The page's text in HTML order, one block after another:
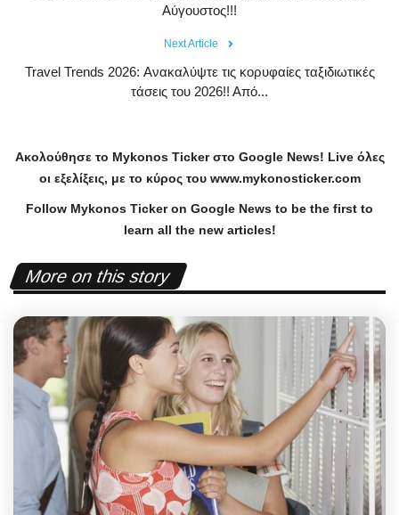
Αύγουστος!!!
Next Article
Travel Trends 2026: Ανακαλύψτε τις κορυφαίες ταξιδιωτικές
τάσεις του 2026!! Από...
Ακολούθησε το Mykonos Tickerστο Google News! Liveόλες
οι εξελίξεις, με το κύρος του www.mykonosticker.com
Follow Mykonos Ticker on Google News to be the first to
learn all the new articles!
More on this story